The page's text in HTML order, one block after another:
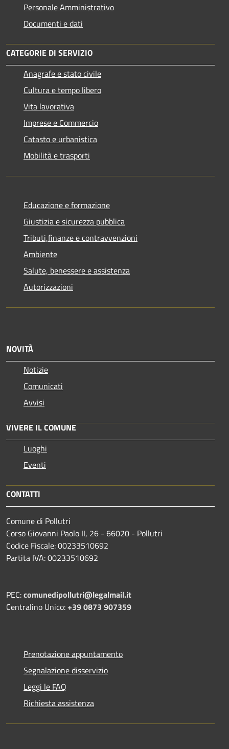
Personale Amministrativo
Documenti e dati
CATEGORIE DI SERVIZIO
Anagrafe e stato civile
Cultura e tempo libero
Vita lavorativa
Imprese e Commercio
Catasto e urbanistica
Mobilità e trasporti
Educazione e formazione
Giustizia e sicurezza pubblica
Tributi,finanze e contravvenzioni
Ambiente
Salute, benessere e assistenza
Autorizzazioni
NOVITÀ
Notizie
Comunicati
Avvisi
VIVERE IL COMUNE
Luoghi
Eventi
CONTATTI
Comune di Pollutri
Corso Giovanni Paolo II, 26 - 66020 - Pollutri
Codice Fiscale: 00233510692
Partita IVA: 00233510692
PEC:comunedipollutri@legalmail.it
Centralino Unico:+39 0873 907359
Prenotazione appuntamento
Segnalazione disservizio
Leggi le FAQ
Richiesta assistenza